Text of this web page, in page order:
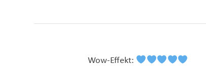
Wow-Effekt: